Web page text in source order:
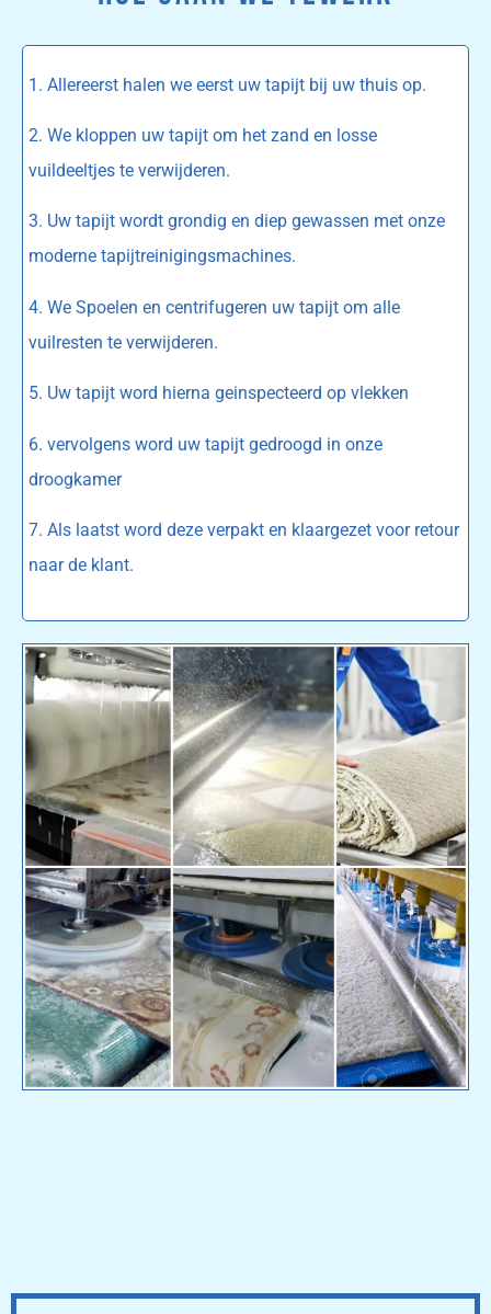
1. Allereerst halen we eerst uw tapijt bij uw thuis op.
2. We kloppen uw tapijt om het zand en losse
vuildeeltjes te verwijderen.
3. Uw tapijt wordt grondig en diep gewassen met onze
moderne tapijtreinigingsmachines.
4. We Spoelen en centrifugeren uw tapijt om alle
vuilresten te verwijderen.
5. Uw tapijt word hierna geinspecteerd op vlekken
6. vervolgens word uw tapijt gedroogd in onze
droogkamer
7. Als laatst word deze verpakt en klaargezet voor retour
naar de klant.